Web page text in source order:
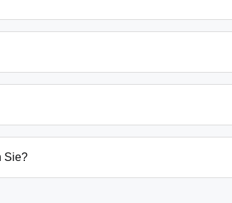
unsere Preise bei 69€ tagsüber für
auch schneller.
Möglichkeit besteht, müssen wir das
Sie?